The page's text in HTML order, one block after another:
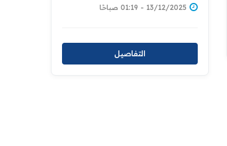
حقوق الإنسان "
13/12/2025 - 01:19 صباحًا
التفاصيل